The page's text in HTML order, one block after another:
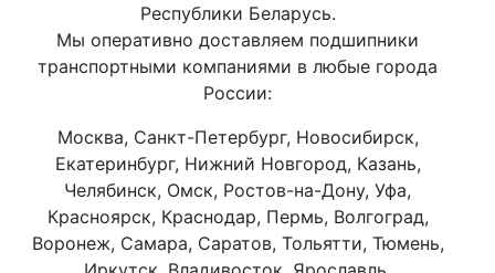
Республики Беларусь.
Мы оперативно доставляем подшипники
транспортными компаниями в любые города
России:
Москва, Санкт-Петербург, Новосибирск,
Екатеринбург, Нижний Новгород, Казань,
Челябинск, Омск, Ростов-на-Дону, Уфа,
Красноярск, Краснодар, Пермь, Волгоград,
Воронеж, Самара, Саратов, Тольятти, Тюмень,